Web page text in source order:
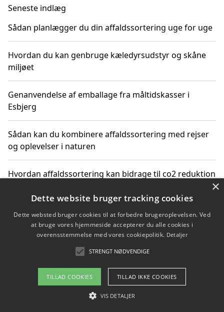
Seneste indlæg
Sådan planlægger du din affaldssortering uge for uge
Hvordan du kan genbruge kæledyrsudstyr og skåne
miljøet
Genanvendelse af emballage fra måltidskasser i
Esbjerg
Sådan kan du kombinere affaldssortering med rejser
og oplevelser i naturen
Hvordan affaldssortering kan bidrage til co2 reduktion
Copyright 2026 - Pilanto Aps
Om / kontakt
Blog Betingelser
×
Dette website bruger tracking cookies
Dette websted bruger cookies til at forbedre brugeroplevelsen. Ved
at bruge vores hjemmeside accepterer du alle cookies i
overensstemmelse med vores cookiepolitik. Detaljer
STRENGT NØDVENDIGE
TILLAD COOKIES TILLAD IKKE COOKIES
VIS DETALJER